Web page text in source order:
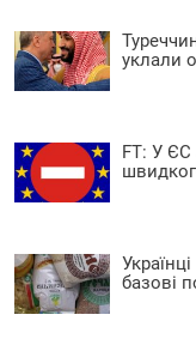
уклали
FT: У
базові